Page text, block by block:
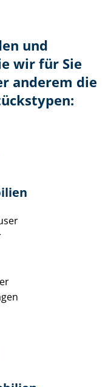
und
wir für Sie
anderem die